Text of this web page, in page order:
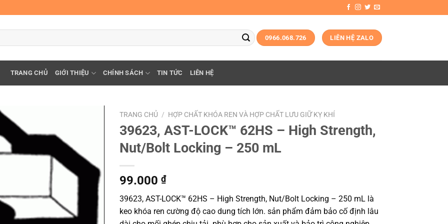
0966.068.726 LIÊN HỆ ZALO
TRANG CHỦ GIỚI THIỆU CHÍNH SÁCH TIN TỨC LIÊN HỆ
TRANG CHỦ / HỢP CHẤT KHÓA REN VÀ HỢP CHẤT LƯU GIỮ KỴ KHÍ
39623, AST-LOCK™ 62HS – High Strength,
Nut/Bolt Locking – 250 mL
99.000 ₫
39623, AST-LOCK™ 62HS – High Strength, Nut/Bolt Locking – 250 mL là
keo khóa ren cường độ cao dung tích lớn. sản phẩm đảm bảo cố định lâu